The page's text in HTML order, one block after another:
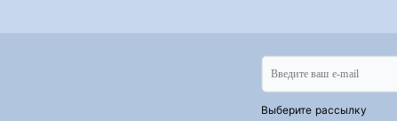
Выберите рассылку